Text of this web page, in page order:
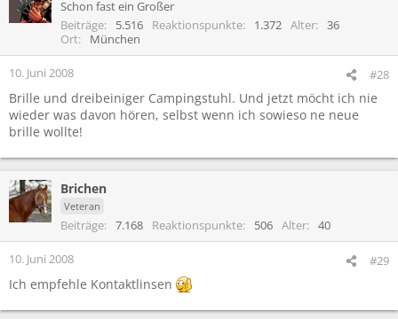
Schon fast ein Großer
Beiträge
5.516 Reaktionspunkte 1.372 Alter
36
Ort
München
10. Juni 2008 #28
Brille und dreibeiniger Campingstuhl. Und jetzt möcht ich nie
wieder was davon hören, selbst wenn ich sowieso ne neue
brille wollte!
Brichen
Veteran
Beiträge 7.168 Reaktionspunkte 506 Alter 40
10. Juni 2008 #29
Ich empfehle Kontaktlinsen